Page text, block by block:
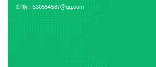
邮箱：530554587@qq.com